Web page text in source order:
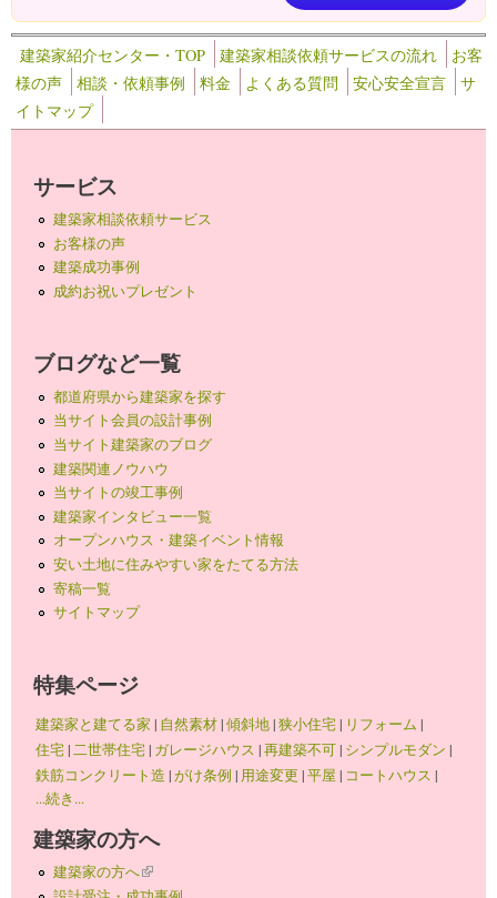
建築家紹介センター・TOP 建築家相談依頼サービスの流れ
お客
様の声
相談・依頼事例 料金 よくある質問 安心安全宣言
サ
イトマップ
サービス
建築家相談依頼サービス
お客様の声
建築成功事例
成約お祝いプレゼント
ブログなど一覧
都道府県から建築家を探す
当サイト会員の設計事例
当サイト建築家のブログ
建築関連ノウハウ
当サイトの竣工事例
建築家インタビュー一覧
オープンハウス・建築イベント情報
安い土地に住みやすい家をたてる方法
寄稿一覧
サイトマップ
特集ページ
建築家と建てる家 | 自然素材|傾斜地|狭小住宅| リフォーム |
住宅| 二世帯住宅| ガレージハウス |再建築不可| シンプルモダン |
鉄筋コンクリート造 |がけ条例 | 用途変更 |平屋 | コートハウス |
...続き...
建築家の方へ
建築家の方へ(link is external)